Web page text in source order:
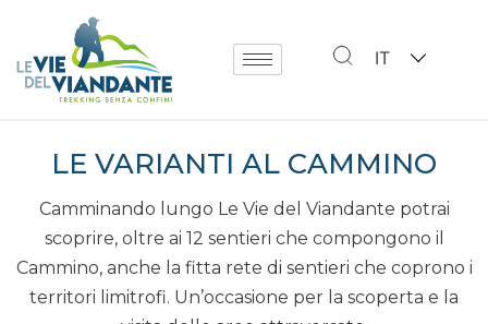
IT
LE VARIANTI AL CAMMINO
Camminando lungo Le Vie del Viandante potrai
scoprire, oltre ai 12 sentieri che compongono il
Cammino, anche la fitta rete di sentieri che coprono i
territori limitrofi. Un’occasione per la scoperta e la